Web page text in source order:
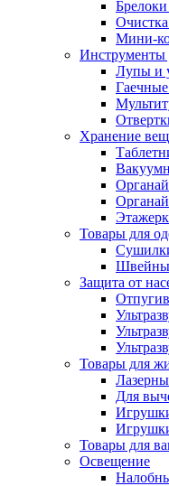
Мини-
Инструменты
Лупы и
Хранение
Товары для
Защита от
Товары для
Для
Товары для
Освещение